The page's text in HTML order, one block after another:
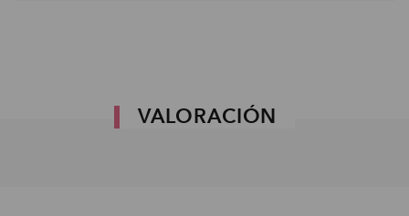
VALORACIÓN